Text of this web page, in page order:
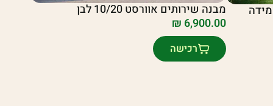
מחסן מתכת סקיילייט דגם Sky A מידה
מבנה שירותים אוורסט 10/20 לבן
₪ 6,900.00
רכישה